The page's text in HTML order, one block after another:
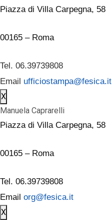
Piazza di Villa Carpegna, 58
00165 – Roma
Tel. 06.39739808
Email ufficiostampa@fesica.it
X
Manuela Caprarelli
Piazza di Villa Carpegna, 58
00165 – Roma
Tel. 06.39739808
Email org@fesica.it
X